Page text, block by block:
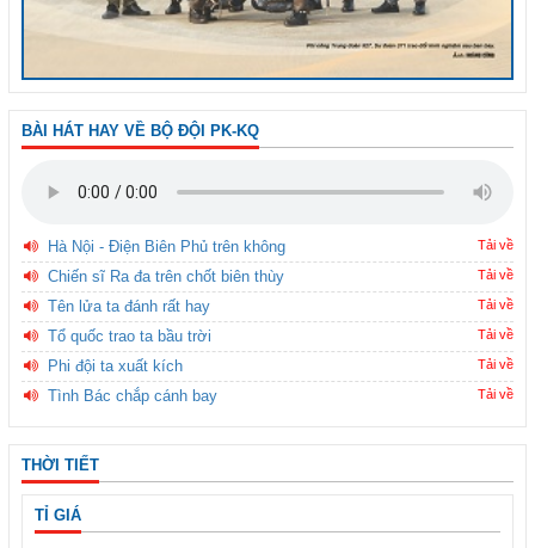
BÀI HÁT HAY VỀ BỘ ĐỘI PK-KQ
Hà Nội - Điện Biên Phủ trên không Tải về
Chiến sĩ Ra đa trên chốt biên thùy Tải về
Tên lửa ta đánh rất hay Tải về
Tổ quốc trao ta bầu trời Tải về
Phi đội ta xuất kích Tải về
Tình Bác chắp cánh bay Tải về
THỜI TIẾT
TỈ GIÁ